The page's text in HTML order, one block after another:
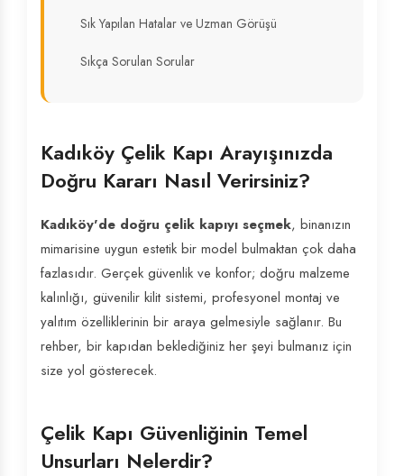
Sık Yapılan Hatalar ve Uzman Görüşü
Sıkça Sorulan Sorular
Kadıköy Çelik Kapı Arayışınızda
Doğru Kararı Nasıl Verirsiniz?
Kadıköy'de doğru çelik kapıyı seçmek, binanızın
mimarisine uygun estetik bir model bulmaktan çok daha
fazlasıdır. Gerçek güvenlik ve konfor; doğru malzeme
kalınlığı, güvenilir kilit sistemi, profesyonel montaj ve
yalıtım özelliklerinin bir araya gelmesiyle sağlanır. Bu
rehber, bir kapıdan beklediğiniz her şeyi bulmanız için
size yol gösterecek.
Çelik Kapı Güvenliğinin Temel
Unsurları Nelerdir?